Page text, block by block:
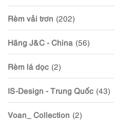
Rèm vải trơn (202)
Hãng J&C - China (56)
Rèm lá dọc (2)
IS-Design - Trung Quốc (43)
Voan_ Collection (2)